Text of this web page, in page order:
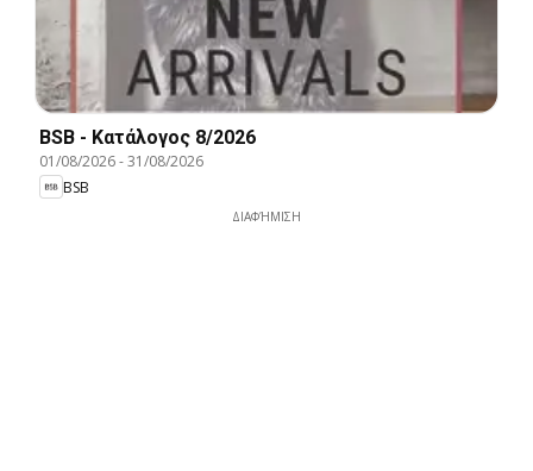
BSB - Kατάλογος 8/2026
01/08/2026-31/08/2026
BSB
ΔΙΑΦΉΜΙΣΗ